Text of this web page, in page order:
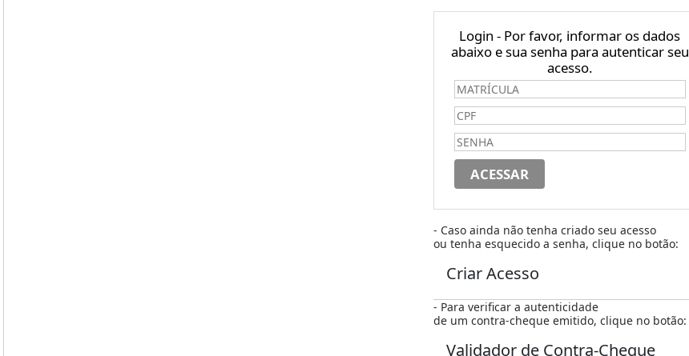
Login - Por favor, informar os dados
abaixo e sua senha para autenticar seu
acesso.
- Caso ainda não tenha criado seu acesso
ou tenha esquecido a senha, clique no botão:
Criar Acesso
- Para verificar a autenticidade
de um contra-cheque emitido, clique no botão:
Validador de Contra-Cheque